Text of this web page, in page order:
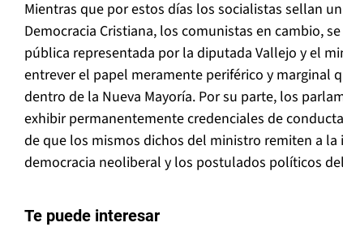
Mientras que por estos días los socialistas sellan
Democracia Cristiana, los comunistas en cambio,
pública representada por la diputada Vallejo y el
entrever el papel meramente periférico y marginal
dentro de la Nueva Mayoría. Por su parte, los
exhibir permanentemente credenciales de
de que los mismos dichos del ministro remiten a
democracia neoliberal y los postulados políticos
Te puede interesar